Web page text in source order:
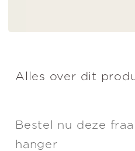
Alles over dit
Bestel nu deze
hanger